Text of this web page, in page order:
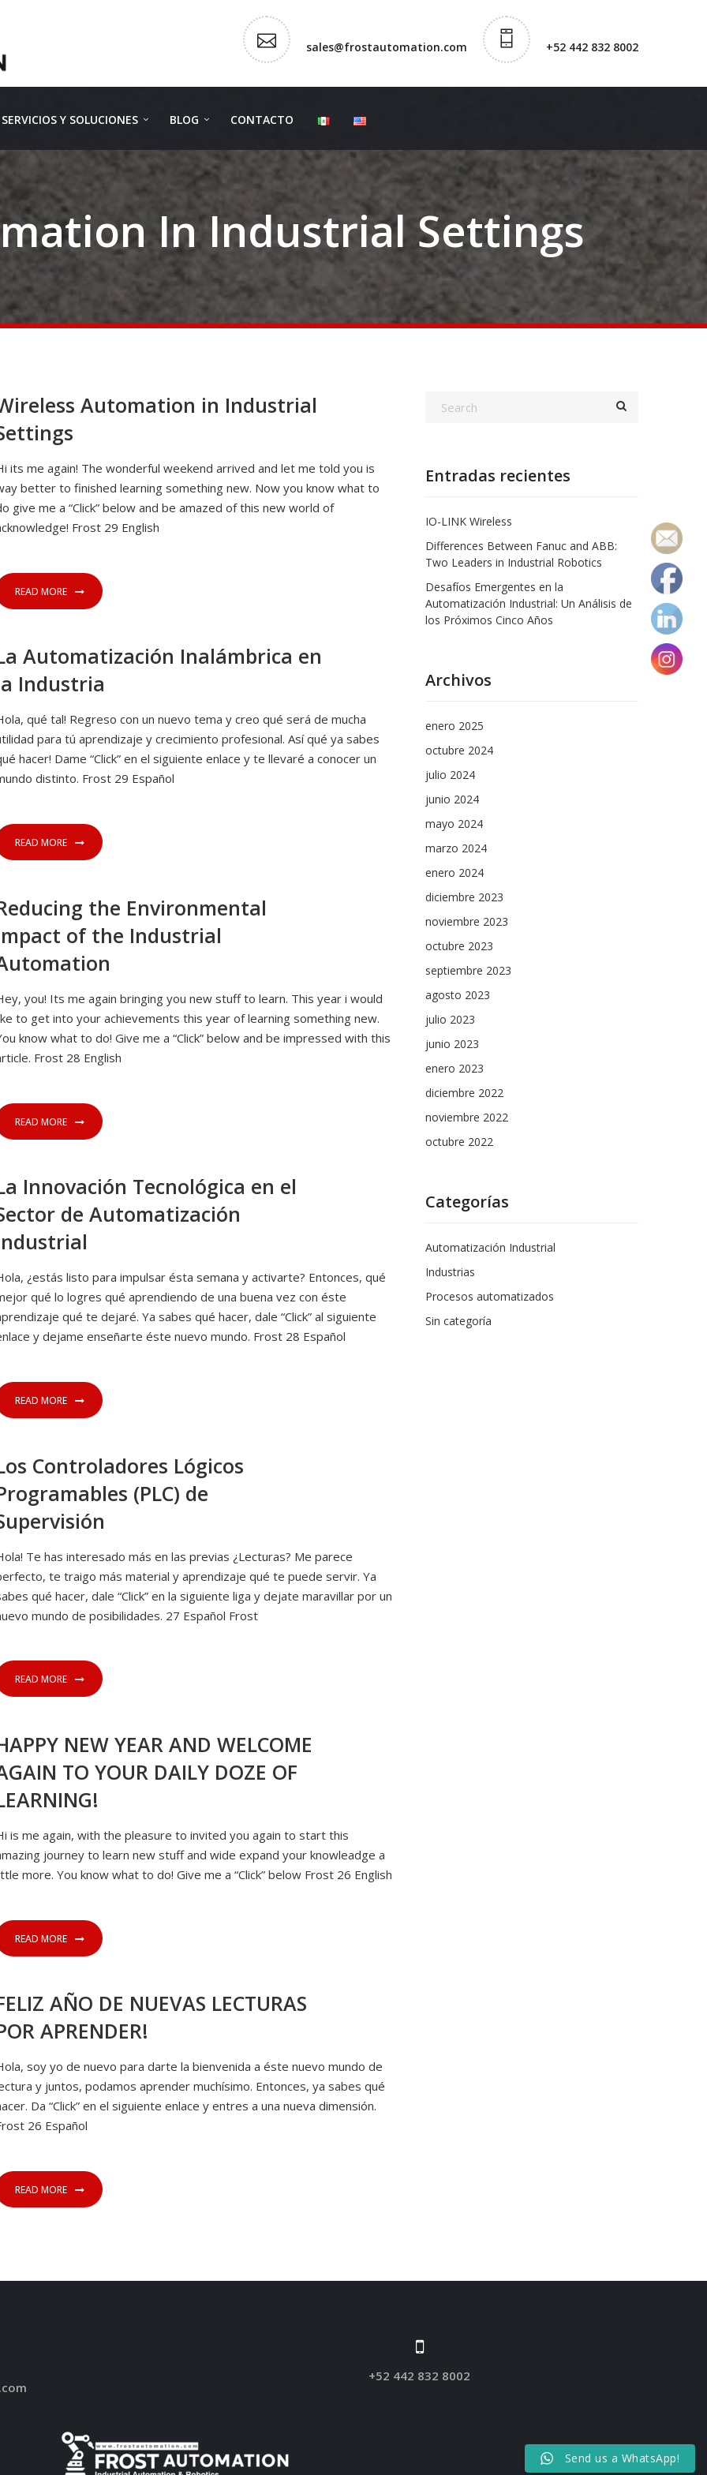
sales@frostautomation.com +52 442 832 8002
SERVICIOS Y SOLUCIONES BLOG CONTACTO
In Industrial Settings
Automation in Industrial
its me again! The wonderful weekend arrived and let me told you is
better to finished learning something new. Now you know what to
give me a “Click” below and be amazed of this new world of
Frost 29 English
READ MORE
Automatización Inalámbrica en
Industria
qué tal! Regreso con un nuevo tema y creo qué será de mucha
para tú aprendizaje y crecimiento profesional. Así qué ya sabes
hacer! Dame “Click” en el siguiente enlace y te llevaré a conocer un
distinto. Frost 29 Español
READ MORE
the Environmental
of the Industrial
you! Its me again bringing you new stuff to learn. This year i would
to get into your achievements this year of learning something new.
know what to do! Give me a “Click” below and be impressed with this
Frost 28 English
READ MORE
Innovación Tecnológica en el
de Automatización
¿estás listo para impulsar ésta semana y activarte? Entonces, qué
qué lo logres qué aprendiendo de una buena vez con éste
qué te dejaré. Ya sabes qué hacer, dale “Click” al siguiente
y dejame enseñarte éste nuevo mundo. Frost 28 Español
READ MORE
Controladores Lógicos
(PLC) de
Te has interesado más en las previas ¿Lecturas? Me parece
te traigo más material y aprendizaje qué te puede servir. Ya
qué hacer, dale “Click” en la siguiente liga y dejate maravillar por un
mundo de posibilidades. 27 Español Frost
READ MORE
NEW YEAR AND WELCOME
TO YOUR DAILY DOZE OF
is me again, with the pleasure to invited you again to start this
journey to learn new stuff and wide expand your knowleadge a
more. You know what to do! Give me a “Click” below Frost 26 English
READ MORE
AÑO DE NUEVAS LECTURAS
APRENDER!
soy yo de nuevo para darte la bienvenida a éste nuevo mundo de
y juntos, podamos aprender muchísimo. Entonces, ya sabes qué
Da “Click” en el siguiente enlace y entres a una nueva dimensión.
26 Español
READ MORE
Entradas recientes
IO-LINK Wireless
Differences Between Fanuc and ABB:
Two Leaders in Industrial Robotics
Desafíos Emergentes en la
Automatización Industrial: Un Análisis de
los Próximos Cinco Años
Archivos
enero 2025
octubre 2024
julio 2024
junio 2024
mayo 2024
marzo 2024
enero 2024
diciembre 2023
noviembre 2023
octubre 2023
septiembre 2023
agosto 2023
julio 2023
junio 2023
enero 2023
diciembre 2022
noviembre 2022
octubre 2022
Categorías
Automatización Industrial
Industrias
Procesos automatizados
Sin categoría
+52 442 832 8002
Send us a WhatsApp!